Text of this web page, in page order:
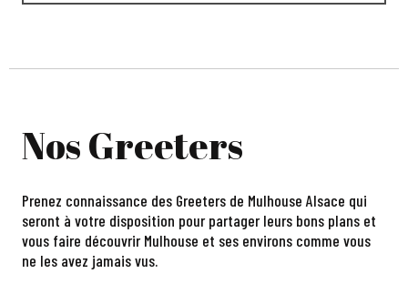
Nos Greeters
Prenez connaissance des Greeters de Mulhouse Alsace qui
seront à votre disposition pour partager leurs bons plans et
vous faire découvrir Mulhouse et ses environs comme vous
ne les avez jamais vus.